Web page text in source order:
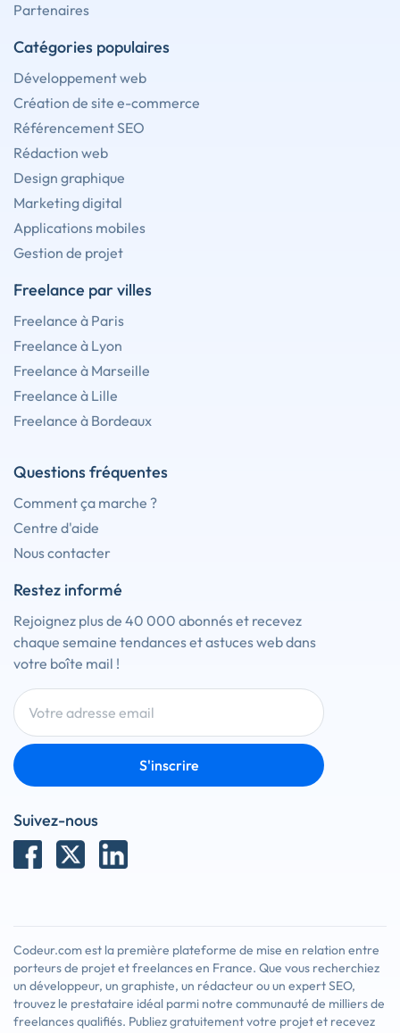
Partenaires
Catégories populaires
Développement web
Création de site e-commerce
Référencement SEO
Rédaction web
Design graphique
Marketing digital
Applications mobiles
Gestion de projet
Freelance par villes
Freelance à Paris
Freelance à Lyon
Freelance à Marseille
Freelance à Lille
Freelance à Bordeaux
Questions fréquentes
Comment ça marche ?
Centre d'aide
Nous contacter
Restez informé
Rejoignez plus de 40 000 abonnés et recevez
chaque semaine tendances et astuces web dans
votre boîte mail !
S'inscrire
Suivez-nous
Codeur.com est la première plateforme de mise en relation entre
porteurs de projet et freelances en France. Que vous recherchiez
un développeur, un graphiste, un rédacteur ou un expert SEO,
trouvez le prestataire idéal parmi notre communauté de milliers de
freelances qualifiés. Publiez gratuitement votre projet et recevez